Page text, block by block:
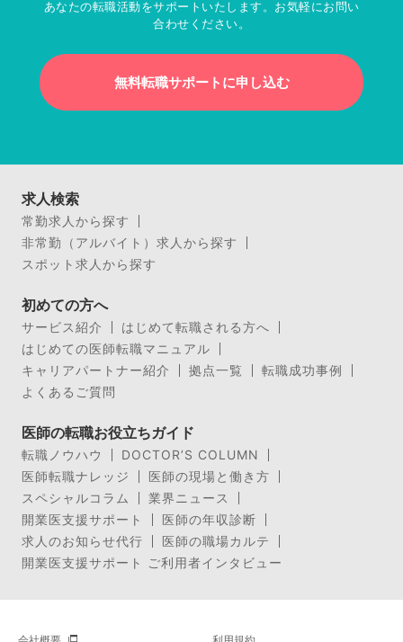
あなたの転職活動をサポートいたします。お気軽にお問い
合わせください。
無料転職サポートに申し込む
求人検索
常勤求人から探す
非常勤（アルバイト）求人から探す
スポット求人から探す
初めての方へ
サービス紹介
はじめて転職される方へ
はじめての医師転職マニュアル
キャリアパートナー紹介
拠点一覧
転職成功事例
よくあるご質問
医師の転職お役立ちガイド
転職ノウハウ
DOCTOR’S COLUMN
医師転職ナレッジ
医師の現場と働き方
スペシャルコラム
業界ニュース
開業医支援サポート
医師の年収診断
求人のお知らせ代行
医師の職場カルテ
開業医支援サポート ご利用者インタビュー